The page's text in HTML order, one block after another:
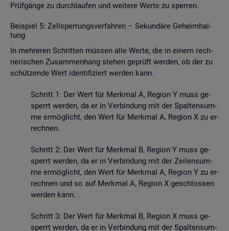
Prüf­gän­ge zu durch­lau­fen und wei­te­re Werte zu sper­ren.
Bei­spiel 5: Zell­sper­rungs­ver­fah­ren – Se­kun­dä­re Ge­heim­hal­
tung
In meh­re­ren Schrit­ten müs­sen alle Werte, die in einem rech­
ne­ri­schen Zu­sam­men­hang ste­hen ge­prüft wer­den, ob der zu
schüt­zen­de Wert iden­ti­fi­ziert wer­den kann.
Schritt 1: Der Wert für Merk­mal A, Re­gi­on Y muss ge­
sperrt wer­den, da er in Ver­bin­dung mit der Spal­ten­sum­
me er­mög­licht, den Wert für Merk­mal A, Re­gi­on X zu er­
rech­nen.
Schritt 2: Der Wert für Merk­mal B, Re­gi­on Y muss ge­
sperrt wer­den, da er in Ver­bin­dung mit der Zei­len­sum­
me er­mög­licht, den Wert für Merk­mal A, Re­gi­on Y zu er­
rech­nen und so auf Merk­mal A, Re­gi­on X ge­schlos­sen
wer­den kann.
Schritt 3: Der Wert für Merk­mal B, Re­gi­on X muss ge­
sperrt wer­den, da er in Ver­bin­dung mit der Spal­ten­sum­